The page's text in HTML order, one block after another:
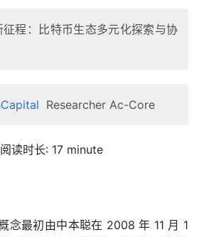
征程：比特币生态多元化探索与协
Researcher Ac-Core
读时长: 17 minute
念最初由中本聪在 2008 年 11 月 1